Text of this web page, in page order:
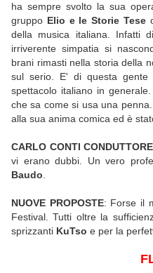
ha sempre svolto la sua
gruppo Elio e le Storie Tese
della musica italiana. Infatti
irriverente simpatia si
brani rimasti nella storia della
sul serio. E' di questa
spettacolo italiano in
che sa come si usa una
alla sua anima comica ed è
CARLO CONTI CONDUTTORE
vi erano dubbi. Un vero
Baudo
NUOVE PROPOSTE: Forse il
Festival. Tutti oltre la
sprizzanti KuTso e per la